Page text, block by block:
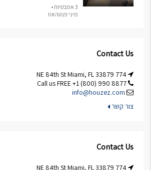
3 אמבטיות •
מיני פנטהאוז
Contact Us
info@houzez.com
צור קשר
Contact Us